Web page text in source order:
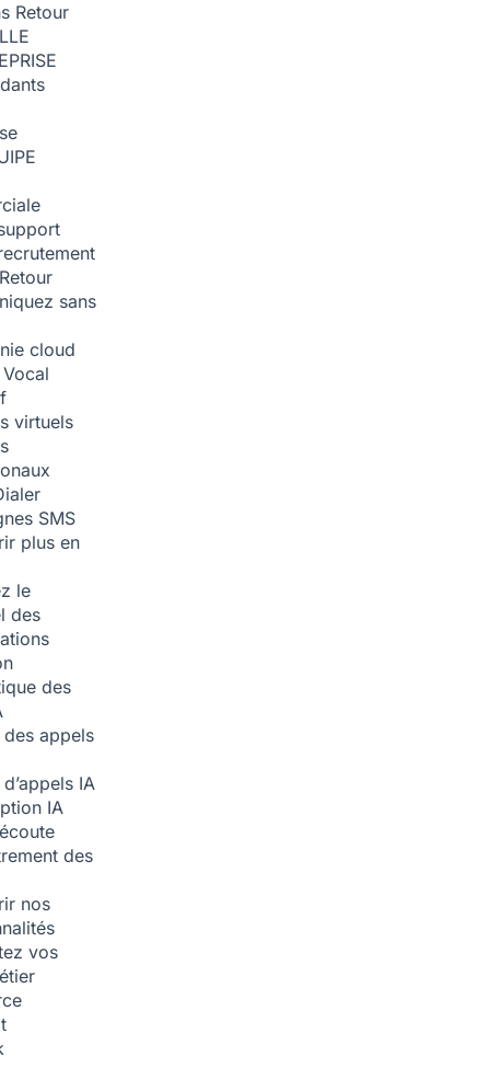
Retour
Retour
sans
cloud
virtuels
SMS
plus en
le
des
des
appels
IA
IA
des
nos
vos